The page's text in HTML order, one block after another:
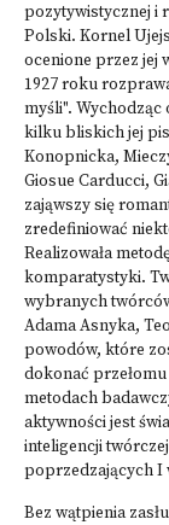
pozytywistycznej i
Polski. Kornel
ocenione przez jej
1927 roku
myśli".
kilku bliskich jej
Konopnicka,
Giosue Carducci,
zająwszy się
zredefiniować
Realizowała
komparatystyki.
wybranych
Adama Asnyka,
powodów, które
dokonać
metodach
aktywności jest
inteligencji
poprzedzających I
Bez wątpienia